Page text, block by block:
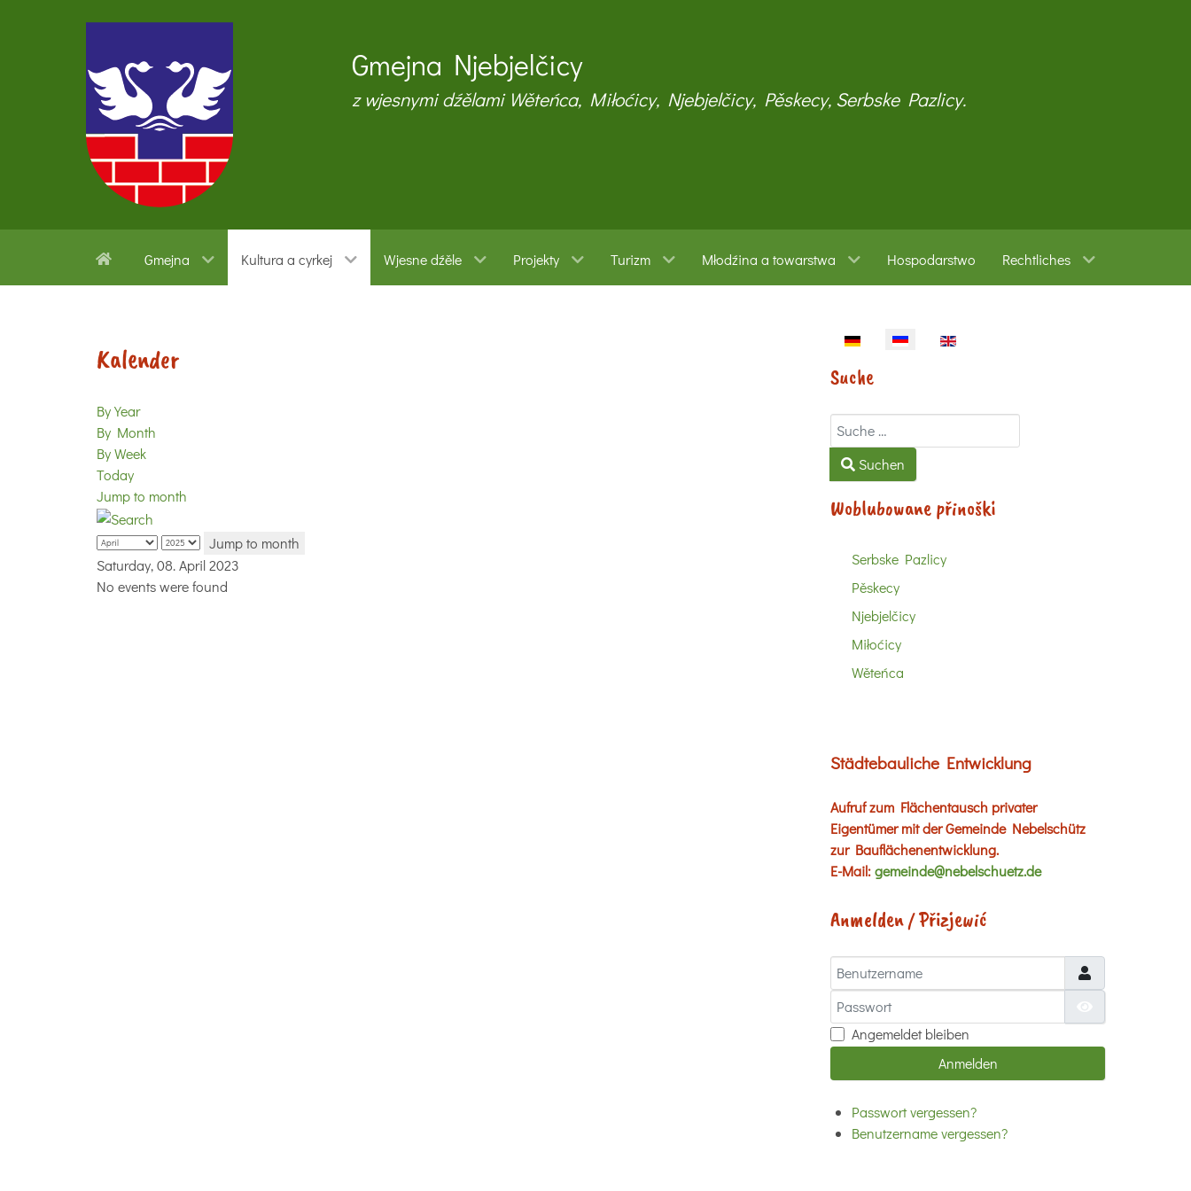
Gmejna Njebjelčicy
z wjesnymi dźělami Wěteńca, Miłoćicy, Njebjelčicy, Pěskecy, Serbske Pazlicy.
Gmejna Kultura a cyrkej Wjesne dźěle Projekty Turizm Młodźina a towarstwa Hospodarstwo Rechtliches
Kalender
By Year
By Month
By Week
Today
Jump to month
Jump to month
Saturday, 08. April 2023
No events were found
Sprache auswählen
Suche
Suchen
Suchen
Woblubowane přinoški
Serbske Pazlicy
Pěskecy
Njebjelčicy
Miłoćicy
Wěteńca
Städtebauliche Entwicklung
Aufruf zum Flächentausch privater
Eigentümer mit der Gemeinde Nebelschütz
zur Bauflächenentwicklung.
E-Mail:gemeinde@nebelschuetz.de
Anmelden / Přizjewić
Benutzername
Passwort
Angemeldet bleiben
Anmelden
Passwort vergessen?
Benutzername vergessen?